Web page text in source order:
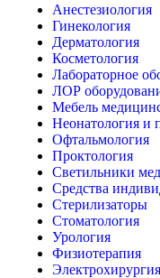
Анестезиология
Гинекология
Дерматология
Косметология
Лабораторное
ЛОР
Мебель
Неонатология и
Офтальмология
Проктология
Светильники
Средства
Стерилизаторы
Стоматология
Урология
Физиотерапия
Электрохирургия